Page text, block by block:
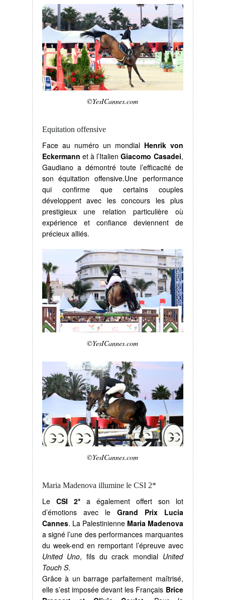
©YesICannes.com
Equitation offensive
Face au numéro un mondial Henrik von
Eckermann et à l’ItalienGiacomo Casadei,
Gaudiano a démontré toute l’efficacité de
son équitation offensive.Une performance
qui confirme que certains couples
développent avec les concours les plus
prestigieux une relation particulière où
expérience et confiance deviennent de
précieux alliés.
©YesICannes.com
©YesICannes.com
Maria Madenova illumine le CSI 2*
LeCSI 2*a également offert son lot
d’émotions avec le Grand Prix Lucia
Cannes. La Palestinienne Maria Madenova
a signé l’une des performances marquantes
du week-end en remportant l’épreuve avec
United Uno, fils du crack mondial United
Touch S.
Grâce à un barrage parfaitement maîtrisé,
elle s’est imposée devant les Français Brice